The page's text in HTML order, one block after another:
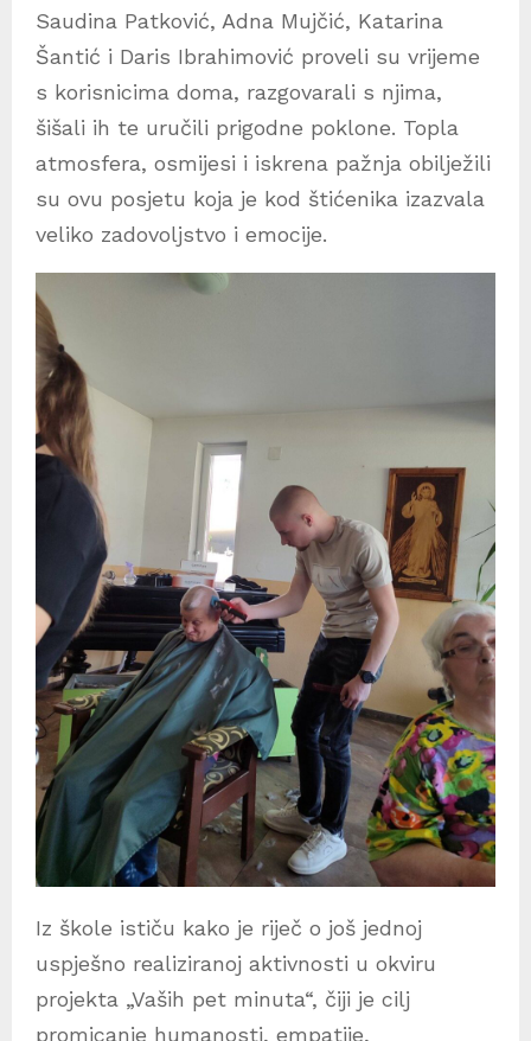
Saudina Patković, Adna Mujčić, Katarina
Šantić i Daris Ibrahimović proveli su vrijeme
s korisnicima doma, razgovarali s njima,
šišali ih te uručili prigodne poklone. Topla
atmosfera, osmijesi i iskrena pažnja obilježili
su ovu posjetu koja je kod štićenika izazvala
veliko zadovoljstvo i emocije.
Iz škole ističu kako je riječ o još jednoj
uspješno realiziranoj aktivnosti u okviru
projekta „Vaših pet minuta“, čiji je cilj
promicanje humanosti, empatije,